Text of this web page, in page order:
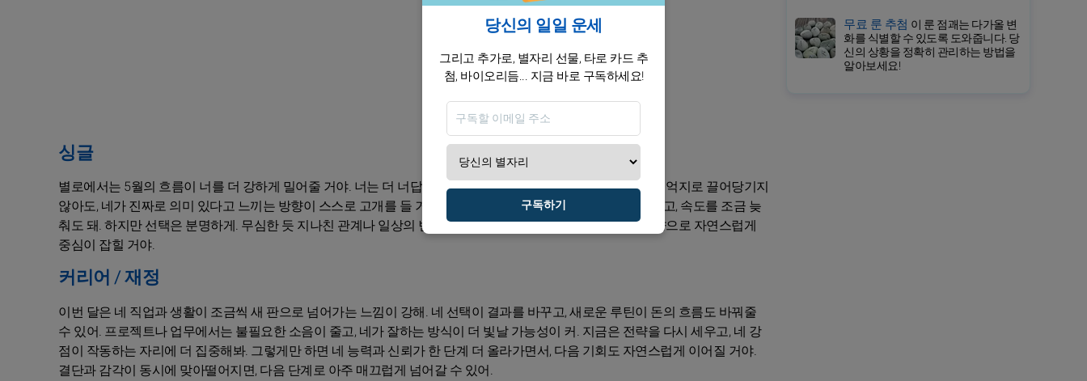
싱글
별로에서는 5월의 흐름이 너를 더 강하게 밀어줄 거야. 너는 더 너답게, 더 새롭게 반응할 수 있는 기회를 잡게 돼. 억지로 끌어당기지
않아도, 네가 진짜로 의미 있다고 느끼는 방향이 스스로 고개를 들 거야. 필요한 건 확신이야. 조용히 정리해도 되고, 속도를 조금 늦
춰도 돼. 하지만 선택은 분명하게. 무심한 듯 지나친 관계나 일상의 빈틈을 한 번만 더 살펴보면, 네가 원하는 방향으로 자연스럽게
중심이 잡힐 거야.
커리어 / 재정
이번 달은 네 직업과 생활이 조금씩 새 판으로 넘어가는 느낌이 강해. 네 선택이 결과를 바꾸고, 새로운 루틴이 돈의 흐름도 바꿔줄
수 있어. 프로젝트나 업무에서는 불필요한 소음이 줄고, 네가 잘하는 방식이 더 빛날 가능성이 커. 지금은 전략을 다시 세우고, 네 강
점이 작동하는 자리에 더 집중해봐. 그렇게만 하면 네 능력과 신뢰가 한 단계 더 올라가면서, 다음 기회도 자연스럽게 이어질 거야.
결단과 감각이 동시에 맞아떨어지면, 다음 단계로 아주 매끄럽게 넘어갈 수 있어.
무료 룬 추첨 이 룬 점괘는 다가올 변
화를 식별할 수 있도록 도와줍니다. 당
신의 상황을 정확히 관리하는 방법을
알아보세요!
당신의 일일 운세
그리고 추가로, 별자리 선물, 타로 카드 추
첨, 바이오리듬... 지금 바로 구독하세요!
구독하기